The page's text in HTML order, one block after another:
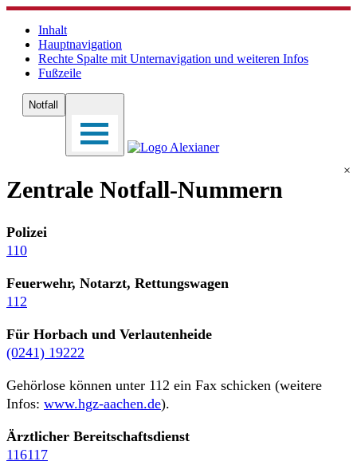
Inhalt
Hauptnavigation
Rechte Spalte mit Unternavigation und weiteren Infos
Fußzeile
Notfall
×
Zentrale Notfall-Nummern
Polizei
110
Feuerwehr, Notarzt, Rettungswagen
112
Für Horbach und Verlautenheide
(0241) 19222
Gehörlose können unter 112 ein Fax schicken (weitere
Infos: www.hgz-aachen.de).
Ärztlicher Bereitschaftsdienst
116117